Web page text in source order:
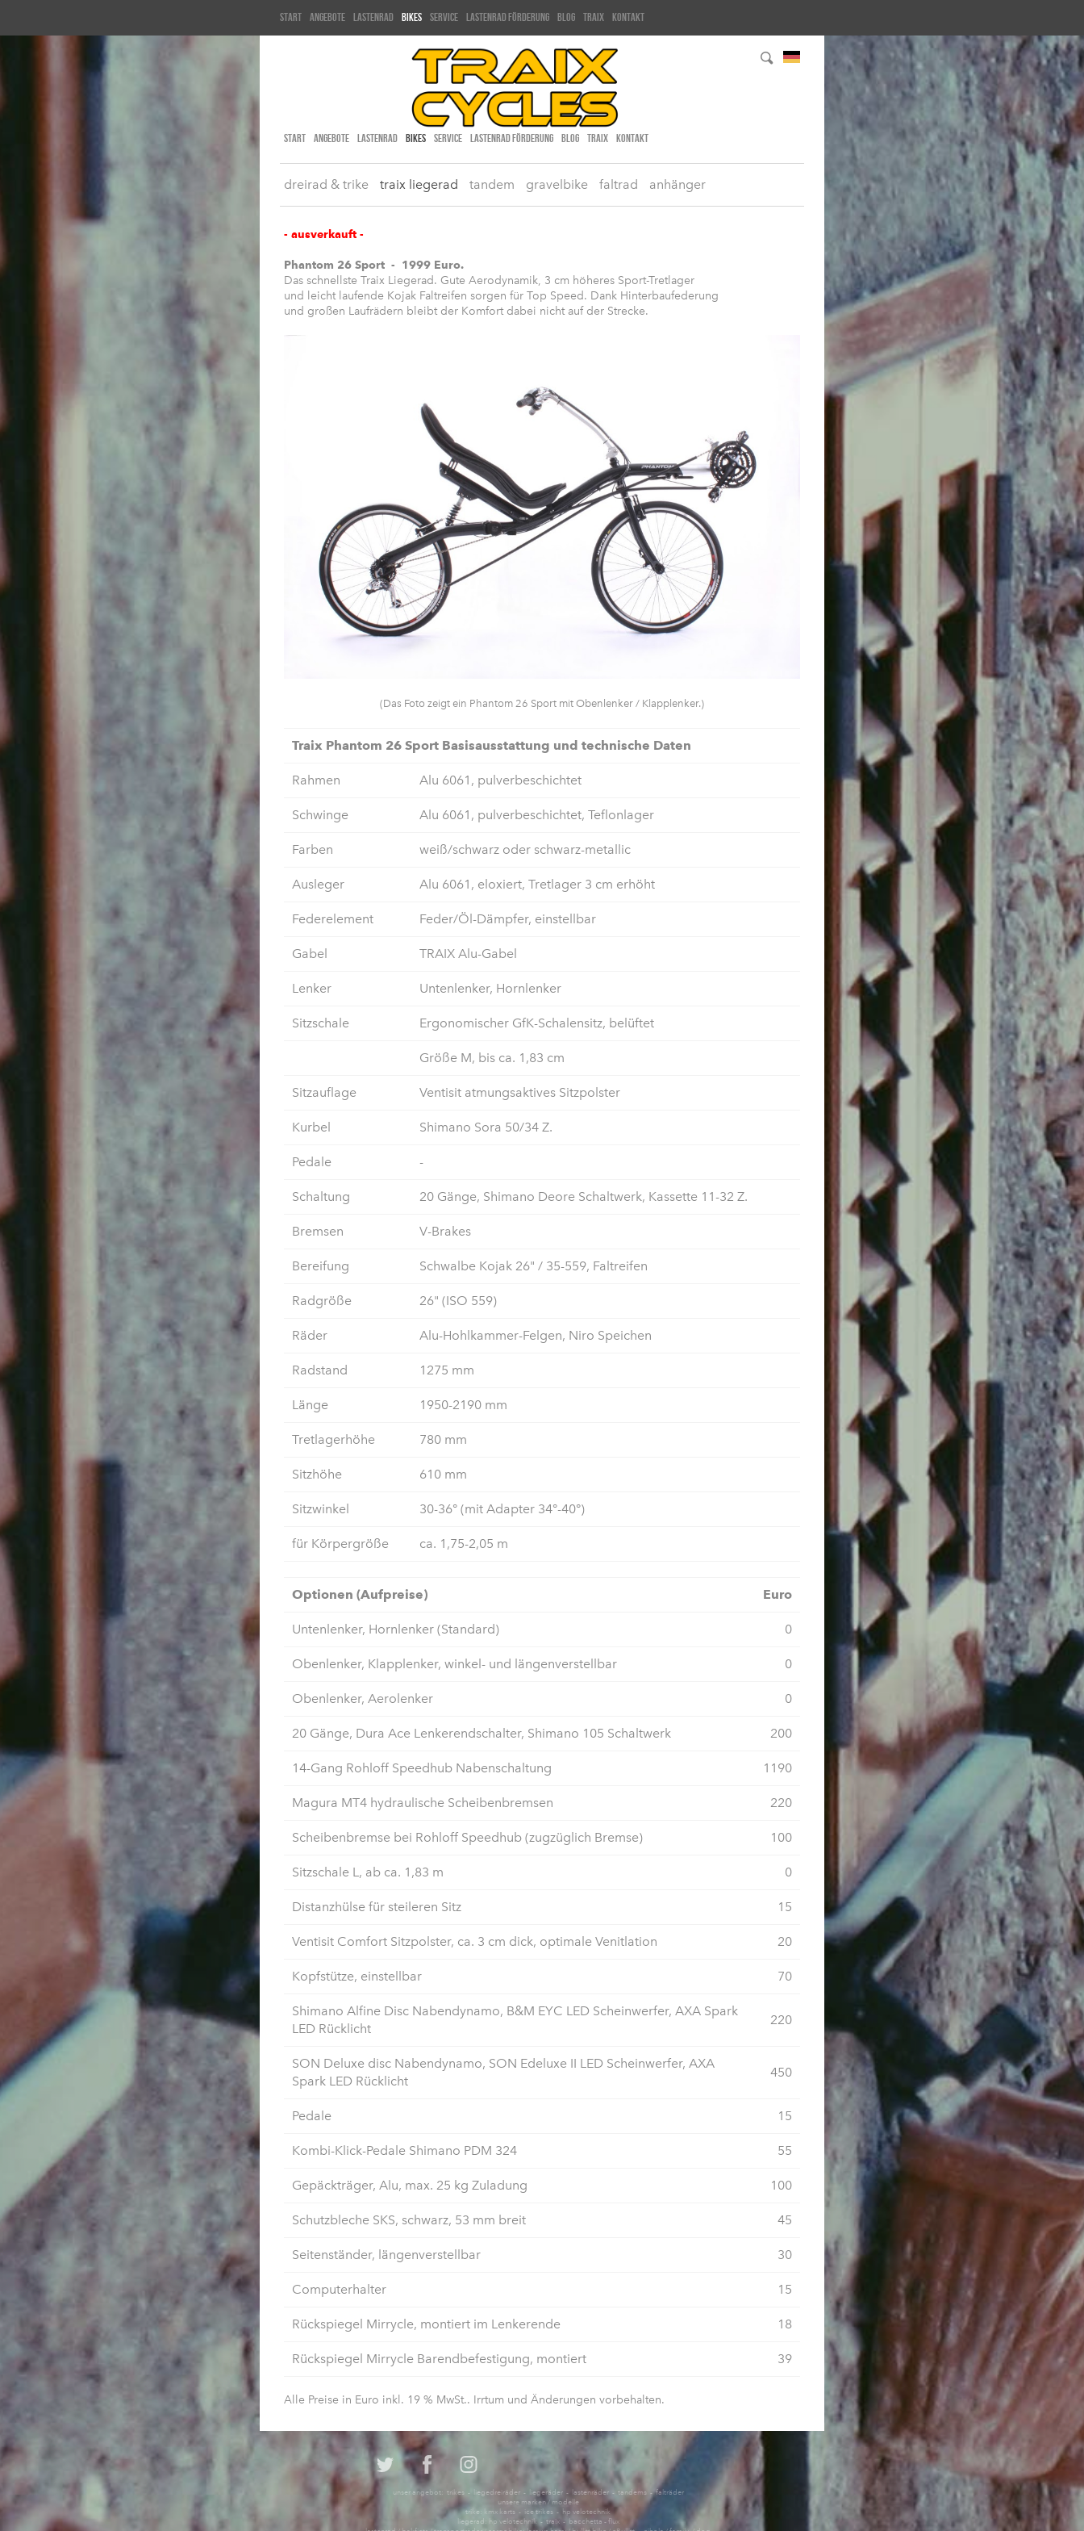
start angebote lastenrad bikes service lastenrad förderung blog traix kontakt
START ANGEBOTE LASTENRAD BIKES SERVICE LASTENRAD FÖRDERUNG BLOG TRAIX KONTAKT
dreirad & trike traix liegerad tandem gravelbike faltrad anhänger
- ausverkauft -
Phantom 26 Sport - 1999 Euro.
Das schnellste Traix Liegerad. Gute Aerodynamik, 3 cm höheres Sport-Tretlager
und leicht laufende Kojak Faltreifen sorgen für Top Speed. Dank Hinterbaufederung
und großen Laufrädern bleibt der Komfort dabei nicht auf der Strecke.
(Das Foto zeigt ein Phantom 26 Sport mit Obenlenker / Klapplenker.)
Traix Phantom 26 Sport Basisausstattung und technische Daten
Rahmen Alu 6061, pulverbeschichtet
Schwinge Alu 6061, pulverbeschichtet, Teflonlager
Farben weiß/schwarz oder schwarz-metallic
Ausleger Alu 6061, eloxiert, Tretlager 3 cm erhöht
Federelement Feder/Öl-Dämpfer, einstellbar
Gabel TRAIX Alu-Gabel
Lenker Untenlenker, Hornlenker
Sitzschale Ergonomischer GfK-Schalensitz, belüftet
Größe M, bis ca. 1,83 cm
Sitzauflage Ventisit atmungsaktives Sitzpolster
Kurbel Shimano Sora 50/34 Z.
Pedale -
Schaltung 20 Gänge, Shimano Deore Schaltwerk, Kassette 11-32 Z.
Bremsen V-Brakes
Bereifung Schwalbe Kojak 26" / 35-559, Faltreifen
Radgröße 26" (ISO 559)
Räder Alu-Hohlkammer-Felgen, Niro Speichen
Radstand 1275 mm
Länge 1950-2190 mm
Tretlagerhöhe 780 mm
Sitzhöhe 610 mm
Sitzwinkel 30-36° (mit Adapter 34°-40°)
für Körpergröße ca. 1,75-2,05 m
Optionen (Aufpreise) Euro
Untenlenker, Hornlenker (Standard) 0
Obenlenker, Klapplenker, winkel- und längenverstellbar 0
Obenlenker, Aerolenker 0
20 Gänge, Dura Ace Lenkerendschalter, Shimano 105 Schaltwerk 200
14-Gang Rohloff Speedhub Nabenschaltung 1190
Magura MT4 hydraulische Scheibenbremsen 220
Scheibenbremse bei Rohloff Speedhub (zugzüglich Bremse) 100
Sitzschale L, ab ca. 1,83 m 0
Distanzhülse für steileren Sitz 15
Ventisit Comfort Sitzpolster, ca. 3 cm dick, optimale Venitlation 20
Kopfstütze, einstellbar 70
Shimano Alfine Disc Nabendynamo, B&M EYC LED Scheinwerfer, AXA Spark
LED Rücklicht
220
SON Deluxe disc Nabendynamo, SON Edeluxe II LED Scheinwerfer, AXA
Spark LED Rücklicht
450
Pedale 15
Kombi-Klick-Pedale Shimano PDM 324 55
Gepäckträger, Alu, max. 25 kg Zuladung 100
Schutzbleche SKS, schwarz, 53 mm breit 45
Seitenständer, längenverstellbar 30
Computerhalter 15
Rückspiegel Mirrycle, montiert im Lenkerende 18
Rückspiegel Mirrycle Barendbefestigung, montiert 39
Alle Preise in Euro inkl. 19 % MwSt.. Irrtum und Änderungen vorbehalten.
unser angebot: trikes - liegedreiräder - liegeräder - lastenräder - tandems - falträder
unsere marken / modelle
trike: kmx karts - ice trikes - hp velotechnik
liegerad: hp velotechnik - traix - bacchetta - flux